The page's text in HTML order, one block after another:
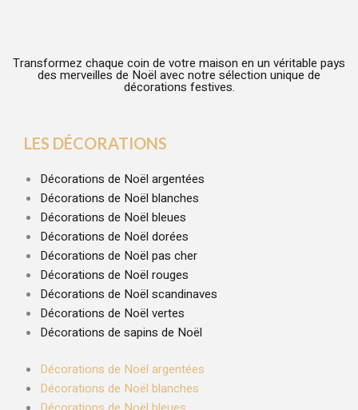
Transformez chaque coin de votre maison en un véritable pays
des merveilles de Noël avec notre sélection unique de
décorations festives.
LES DÉCORATIONS
Décorations de Noël argentées
Décorations de Noël blanches
Décorations de Noël bleues
Décorations de Noël dorées
Décorations de Noël pas cher
Décorations de Noël rouges
Décorations de Noël scandinaves
Décorations de Noël vertes
Décorations de sapins de Noël
Décorations de Noël argentées
Décorations de Noël blanches